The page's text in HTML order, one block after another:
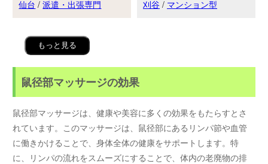
仙台 /派遣・出張専門 刈谷 / マンション型
もっと見る
鼠径部マッサージの効果
鼠径部マッサージは、健康や美容に多くの効果をもたらすとさ
れています。このマッサージは、鼠径部にあるリンパ節や血管
に働きかけることで、身体全体の健康をサポートします。特
に、リンパの流れをスムーズにすることで、体内の老廃物の排